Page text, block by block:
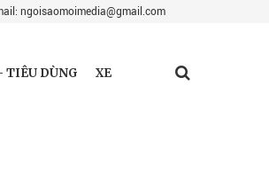
ngoisaomoimedia@gmail.com
TIÊU DÙNG XE